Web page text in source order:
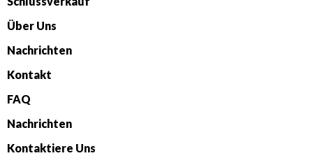
Über Uns
Nachrichten
Kontakt
FAQ
Nachrichten
Kontaktiere Uns